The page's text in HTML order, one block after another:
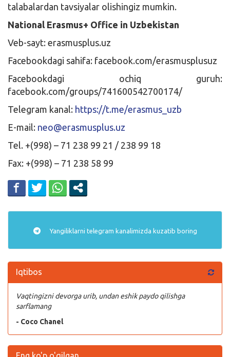
talabalardan tavsiyalar olishingiz mumkin.
National Erasmus+ Office in Uzbekistan
Veb-sayt: erasmusplus.uz
Facebookdagi sahifa: facebook.com/erasmusplusuz
Facebookdagi ochiq guruh:
facebook.com/groups/741600542700174/
Telegram kanal: https://t.me/erasmus_uzb
E-mail: neo@erasmusplus.uz
Tel. +(998) – 71 238 99 21 / 238 99 18
Fax: +(998) – 71 238 58 99
Yangiliklarni telegram kanalimizda kuzatib boring
Iqtibos
Vaqtingizni devorga urib, undan eshik paydo qilishga
sarflamang
- Coco Chanel